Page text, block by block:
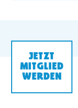
JETZT
MITGLIED
WERDEN